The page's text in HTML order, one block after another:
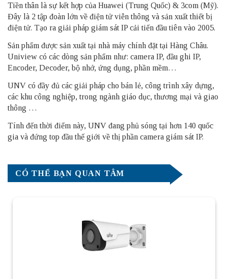
Tiền thân là sự kết hợp của Huawei (Trung Quốc) & 3com (Mỹ).
Đây là 2 tập đoàn lớn về điện tử viễn thông và sản xuất thiết bị
điện tử. Tạo ra giải pháp giám sát IP cải tiến đầu tiên vào 2005.
Sản phẩm được sản xuất tại nhà máy chính đặt tại Hàng Châu.
Uniview có các dòng sản phẩm như: camera IP, đầu ghi IP,
Encoder, Decoder, bộ nhớ, ứng dụng, phần mềm…
UNV có đầy đủ các giải pháp cho bán lẻ, công trình xây dựng,
các khu công nghiệp, trong ngành giáo dục, thương mại và giao
thông …
Tính đến thời điểm này, UNV đang phủ sóng tại hơn 140 quốc
gia và đứng top đầu thế giới về thị phần camera giám sát IP.
CÓ THỂ BẠN QUAN TÂM